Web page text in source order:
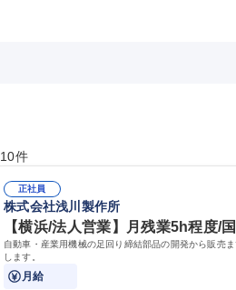
10件
正社員
株式会社浅川製作所
【横浜/法人営業】月残業5h程度/
自動車・産業用機械の足回り締結部品の開発から販売
します。
月給